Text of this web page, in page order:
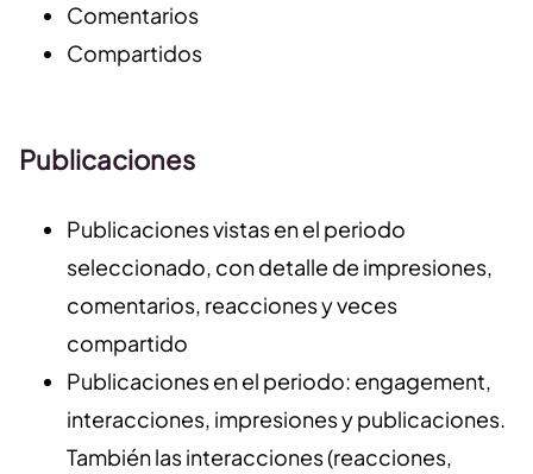
Comentarios
Compartidos
Publicaciones
Publicaciones vistas en el periodo
seleccionado, con detalle de impresiones,
comentarios, reacciones y veces
compartido
Publicaciones en el periodo: engagement,
interacciones, impresiones y publicaciones.
También las interacciones (reacciones,